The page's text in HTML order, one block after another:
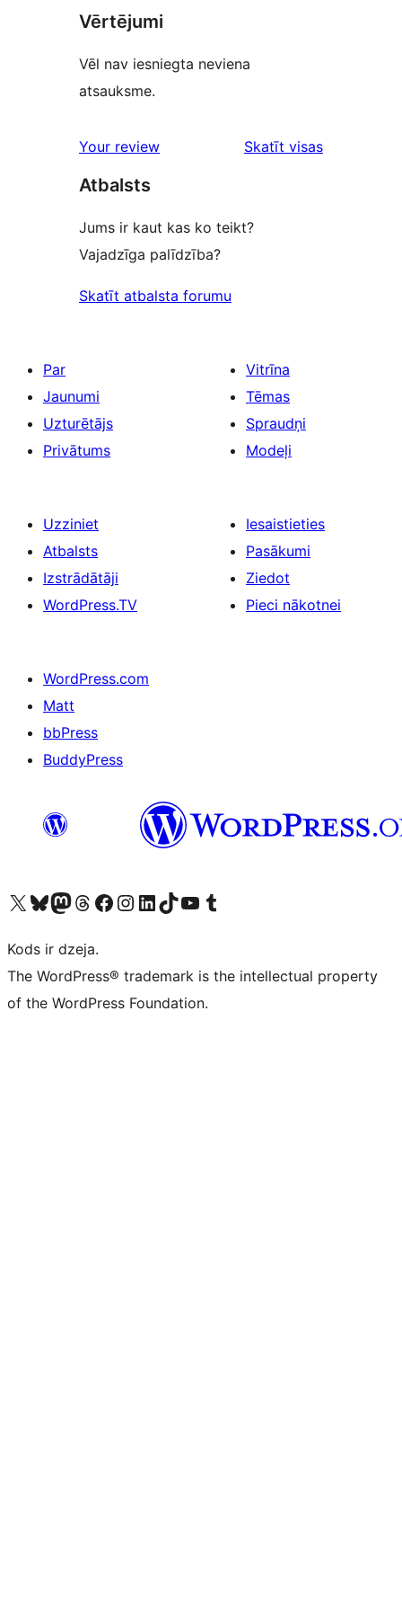
Vērtējumi
Vēl nav iesniegta neviena
atsauksme.
Your review Skatīt visasatsauksmes
Atbalsts
Jums ir kaut kas ko teikt?
Vajadzīga palīdzība?
Skatīt atbalsta forumu
Par
Jaunumi
Uzturētājs
Privātums
Vitrīna
Tēmas
Spraudņi
Modeļi
Uzziniet
Atbalsts
Izstrādātāji
WordPress.TV
Iesaistieties
Pasākumi
Ziedot
Pieci nākotnei
WordPress.com
Matt
bbPress
BuddyPress
Apmeklējiet mūsu X (agrāk Twitter) kontu
Apmeklējiet mūsu Bluesky kontu
Apmeklējiet mūsu Mastodon kontu
Apmeklējiet mūsu Threads kontu
Apmeklējiet mūsu Facebook lapuApmeklējiet mūsu Instagram kontu
Apmeklējiet mūsu LinkedIn kontu
Apmeklējiet mūsu TikTok kontu
Apmeklējiet mūsu YouTube kanālu
Apmeklējiet mūsu Tumblr kontu
Kods ir dzeja.
The WordPress® trademark is the intellectual property
of the WordPress Foundation.